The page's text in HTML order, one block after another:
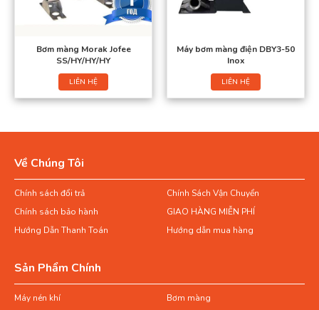
Bơm màng Morak Jofee
SS/HY/HY/HY
LIÊN HỆ
Máy bơm màng điện DBY3-50
Inox
LIÊN HỆ
Về Chúng Tôi
Chính sách đổi trả
Chính Sách Vận Chuyển
Chính sách bảo hành
GIAO HÀNG MIỄN PHÍ
Hướng Dẫn Thanh Toán
Hướng dẫn mua hàng
Sản Phẩm Chính
Máy nén khí
Bơm màng